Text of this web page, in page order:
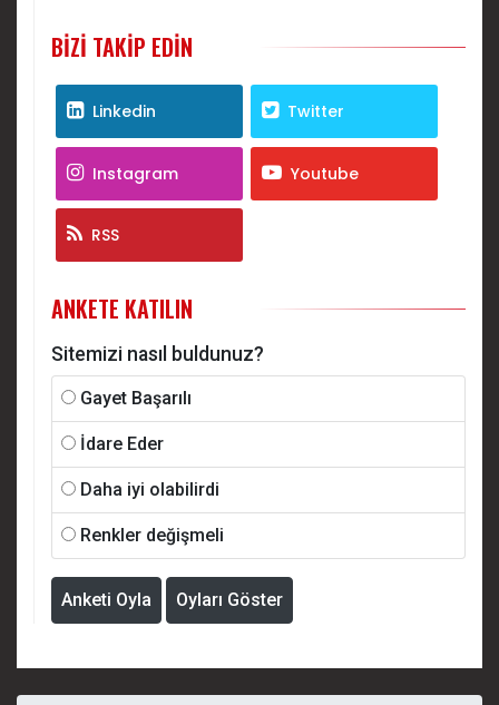
BIZI TAKIP EDIN
Linkedin Twitter
Instagram Youtube
RSS
ANKETE KATILIN
Sitemizi nasıl buldunuz?
Gayet Başarılı
İdare Eder
Daha iyi olabilirdi
Renkler değişmeli
Anketi Oyla Oyları Göster